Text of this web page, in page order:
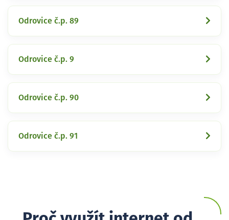
Odrovice č.p. 89
Odrovice č.p. 9
Odrovice č.p. 90
Odrovice č.p. 91